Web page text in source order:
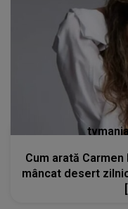
Cum arată Carmen
mâncat desert